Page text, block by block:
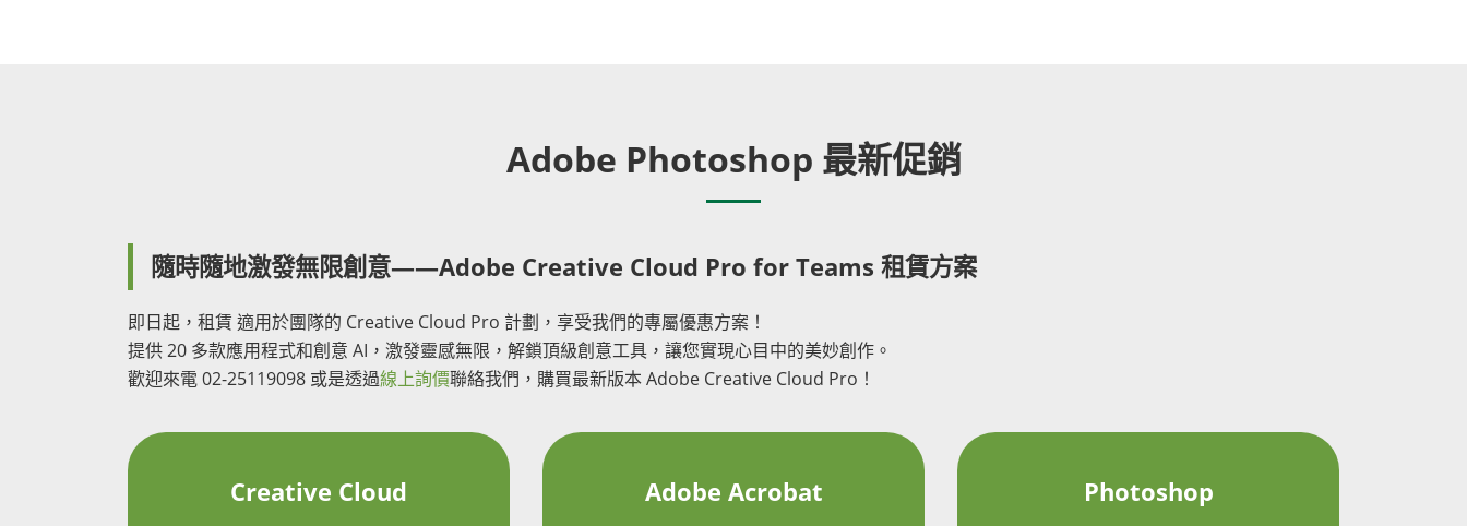
Adobe Photoshop 最新促銷
隨時隨地激發無限創意——Adobe Creative Cloud Pro for Teams 租賃方案
即日起，租賃 適用於團隊的 Creative Cloud Pro 計劃，享受我們的專屬優惠方案！
提供 20 多款應用程式和創意 AI，激發靈感無限，解鎖頂級創意工具，讓您實現心目中的美妙創作。
歡迎來電 02-25119098 或是透過線上詢價聯絡我們，購買最新版本 Adobe Creative Cloud Pro！
Creative Cloud Adobe Acrobat Photoshop